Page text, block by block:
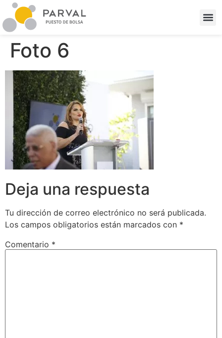
Foto 6
Deja una respuesta
Tu dirección de correo electrónico no será publicada.
Los campos obligatorios están marcados con *
Comentario *